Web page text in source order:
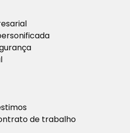
de trabalho